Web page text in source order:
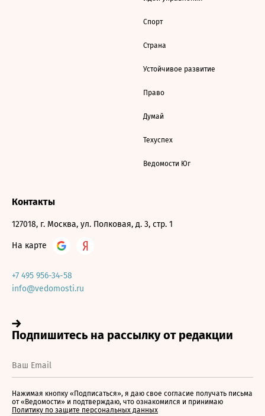
Спорт
Страна
Устойчивое развитие
Право
Думай
Техуспех
Ведомости Юг
Контакты
127018, г. Москва, ул. Полковая, д. 3, стр. 1
На карте
+7 495 956-34-58
info@vedomosti.ru
Нажимая кнопку «Подписаться», я даю свое согласие получать письма
от «Ведомости» и подтверждаю, что ознакомился и принимаю
Политику по защите персональных данных